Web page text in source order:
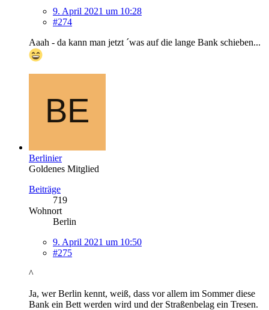
9. April 2021 um 10:28
#274
Aaah - da kann man jetzt ´was auf die lange Bank schieben...
Berlinier
Goldenes Mitglied
Beiträge
719
Wohnort
Berlin
9. April 2021 um 10:50
#275
^
Ja, wer Berlin kennt, weiß, dass vor allem im Sommer diese
Bank ein Bett werden wird und der Straßenbelag ein Tresen.